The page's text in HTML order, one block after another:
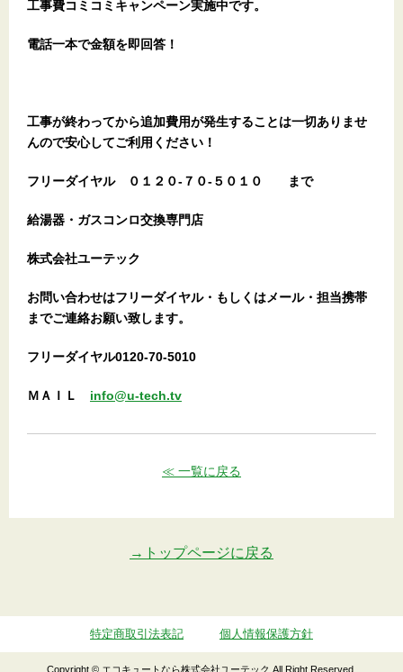
工事費コミコミキャンペーン実施中です。
電話一本で金額を即回答！
工事が終わってから追加費用が発生することは一切ありませ
んので安心してご利用ください！
フリーダイヤル ０１２０-７０-５０１０ まで
給湯器・ガスコンロ交換専門店
株式会社ユーテック
お問い合わせはフリーダイヤル・もしくはメール・担当携帯
までご連絡お願い致します。
フリーダイヤル0120-70-5010
ＭＡＩＬ info@u-tech.tv
≪ 一覧に戻る
→トップページに戻る
特定商取引法表記 個人情報保護方針
Copyright © エコキュートなら株式会社ユーテック All Right Reserved.